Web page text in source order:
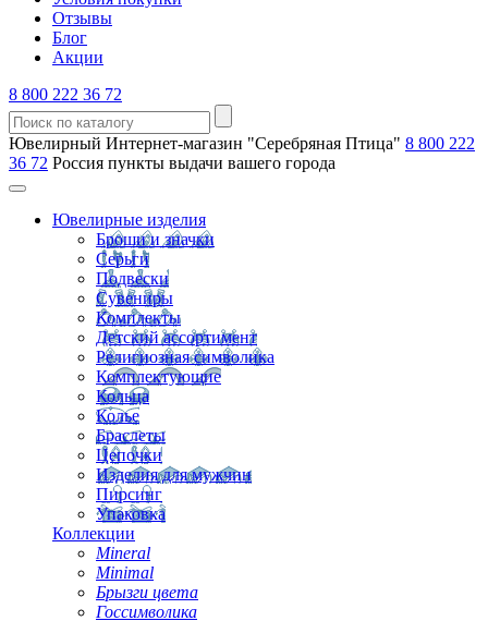
Отзывы
Блог
Акции
8 800 222 36 72
Ювелирный Интернет-магазин "Серебряная Птица" 8 800 222
36 72 Россия пункты выдачи вашего города
Ювелирные изделия
Броши и значки
Серьги
Подвески
Сувениры
Комплекты
Детский ассортимент
Религиозная символика
Комплектующие
Кольца
Колье
Браслеты
Цепочки
Изделия для мужчин
Пирсинг
Упаковка
Коллекции
Mineral
Minimal
Брызги цвета
Госсимволика